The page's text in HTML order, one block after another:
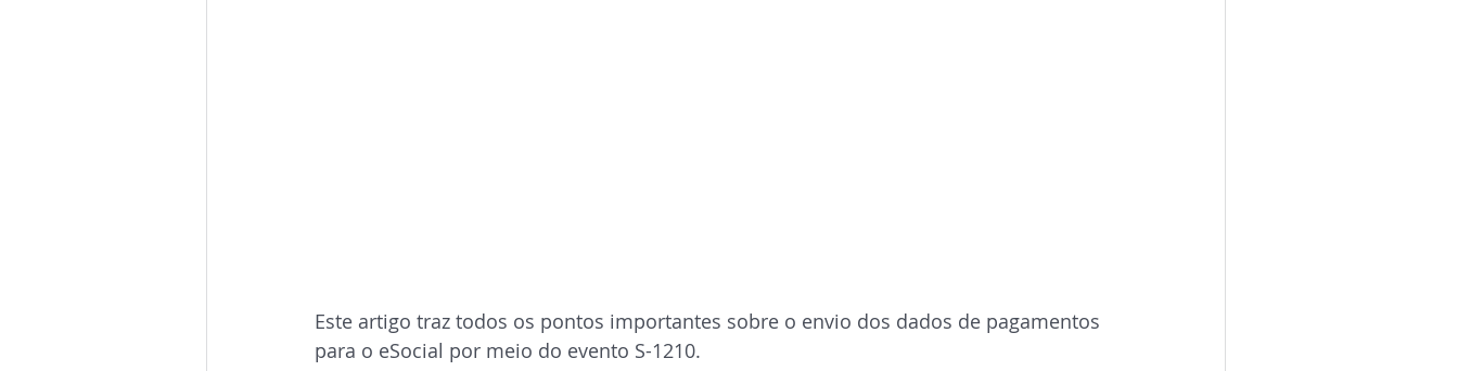
Este artigo traz todos os pontos importantes sobre o envio dos dados de pagamentos
para o eSocial por meio do evento S-1210.